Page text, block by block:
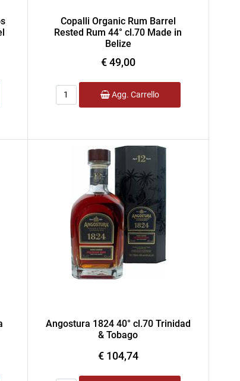
Copalli Organic Rum Barrel
Rested Rum 44° cl.70 Made in
Belize
€ 49,00
Quantità
Agg. Carrello
Angostura 1824 40° cl.70 Trinidad
& Tobago
€ 104,74